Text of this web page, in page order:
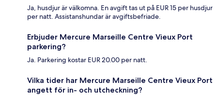
Ja, husdjur är välkomna. En avgift tas ut på EUR 15 per husdjur
per natt. Assistanshundar är avgiftsbefriade.
Erbjuder Mercure Marseille Centre Vieux Port
parkering?
Ja. Parkering kostar EUR 20.00 per natt.
Vilka tider har Mercure Marseille Centre Vieux Port
angett för in- och utcheckning?